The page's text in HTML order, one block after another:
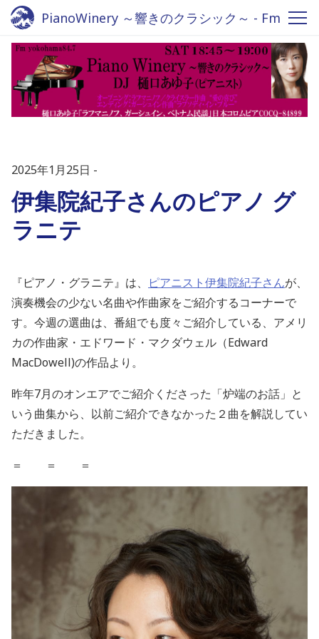
PianoWinery ～響きのクラシック～ - Fm
yokohama 84.7
2025年1月25日
伊集院紀子さんのピアノ グ
ラニテ
『ピアノ・グラニテ』は、 ピアニスト伊集院紀子さんが、
演奏機会の少ない名曲や作曲家をご紹介するコーナーで
す。今週の選曲は、番組でも度々ご紹介している、アメリ
カの作曲家・エドワード・マクダウェル（Edward
MacDowell)の作品より。
昨年7月のオンエアでご紹介くださった「炉端のお話」と
いう曲集から、以前ご紹介できなかった２曲を解説してい
ただきました。
＝ ＝ ＝